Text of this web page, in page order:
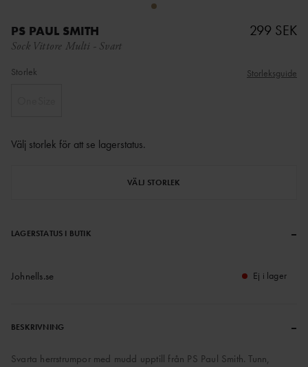
PS PAUL SMITH
Sock Vittore Multi - Svart
299 SEK
Storlek Storleksguide
Välj storlek för att se lagerstatus.
VÄLJ STORLEK
LAGERSTATUS I BUTIK –
Johnells.se Ej i lager
BESKRIVNING –
Svarta herrstrumpor med mudd upptill från PS Paul Smith. Tunn,